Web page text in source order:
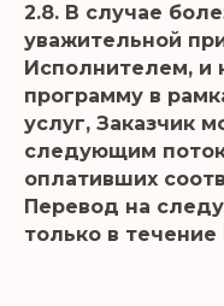
2.8. В случае
уважительной
Исполнителем, и
программу в
услуг, Заказчик
следующим
оплативших
Перевод на
только в